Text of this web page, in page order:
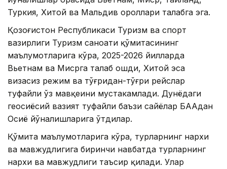
Туркия, Хитой ва Мальдив ороллари талабга эга.
Қозоғистон Республикаси Туризм ва спорт
вазирлиги Туризм саноати қўмитасининг
маълумотларига кўра, 2025-2026 йилларда
Вьетнам ва Мисрга талаб ошди, Хитой эса
визасиз режим ва тўғридан-тўғри рейслар
туфайли ўз мавқеини мустаҳкамлади. Дунёдаги
геосиёсий вазият туфайли баъзи сайёҳлар БААдан
Осиё йўналишларига ўтдилар.
Қўмита маълумотларига кўра, турларнинг нархи
ва мавжудлигига биринчи навбатда турларнинг
нархи ва мавжудлиги таъсир қилади. Улар